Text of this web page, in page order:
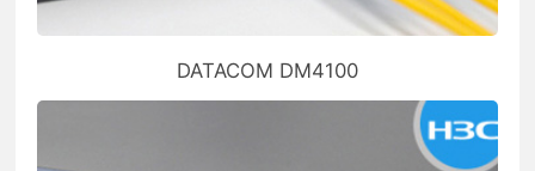
DATACOM DM4100